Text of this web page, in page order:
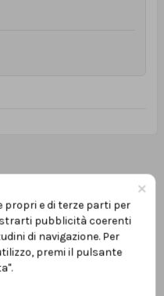
×
propri e di terze parti per
pubblicità coerenti
di navigazione. Per
premi il pulsante